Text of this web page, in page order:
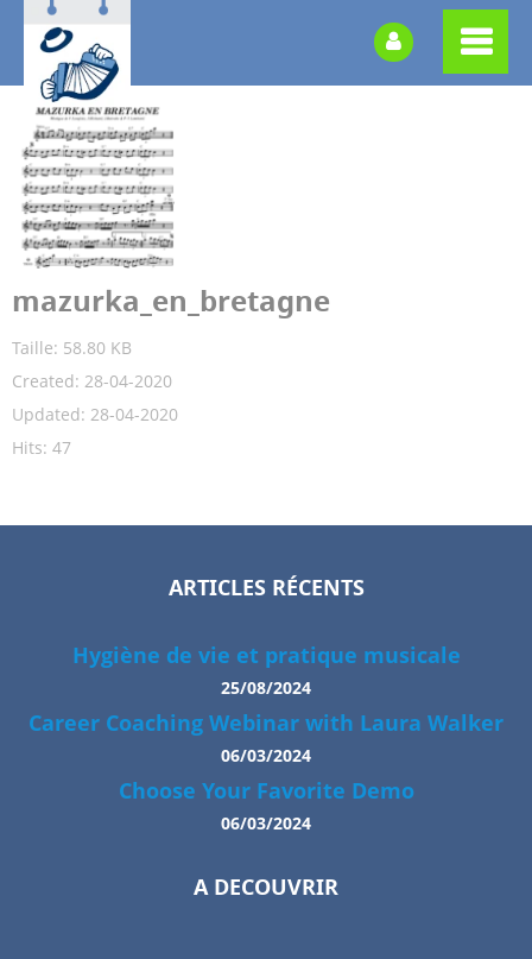
mazurka_en_bretagne
Taille: 58.80 KB
Created: 28-04-2020
Updated: 28-04-2020
Hits: 47
ARTICLES RÉCENTS
Hygiène de vie et pratique musicale
25/08/2024
Career Coaching Webinar with Laura Walker
06/03/2024
Choose Your Favorite Demo
06/03/2024
A DECOUVRIR